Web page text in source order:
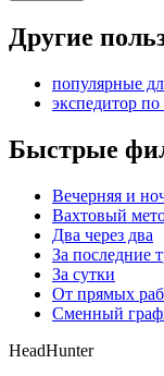
Другие
популярные
экспедитор по
Быстрые
Вечерняя и
Вахтовый
Два через два
За последние
За сутки
От прямых
Сменный
HeadHunter